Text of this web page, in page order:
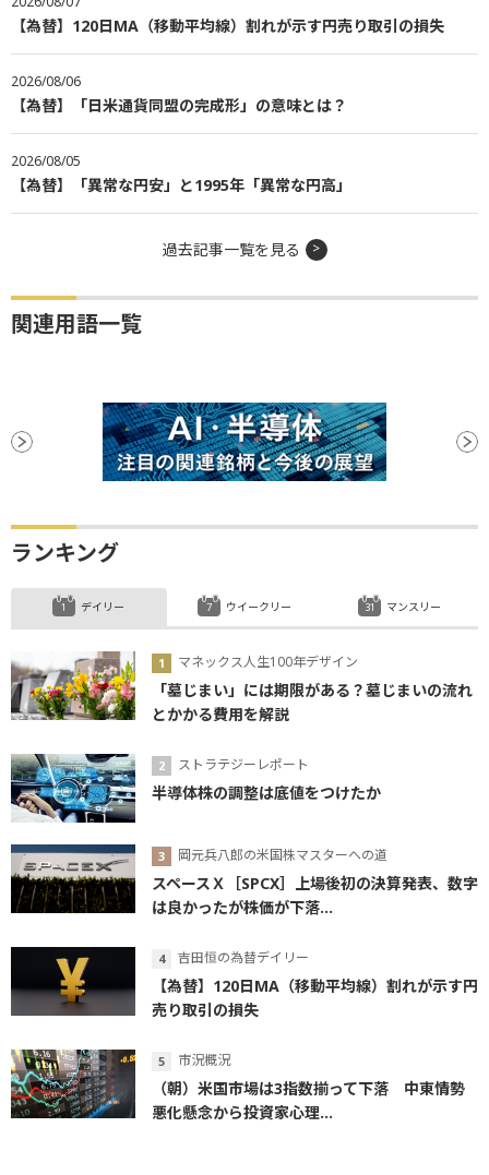
【為替】120日MA（移動平均線）割れが示す円売り取引の損失
2026/08/06
【為替】「日米通貨同盟の完成形」の意味とは？
2026/08/05
【為替】「異常な円安」と1995年「異常な円高」
過去記事一覧を見る
関連用語一覧
ランキング
デイリー
マネックス人生100年デザイン
「墓じまい」には期限がある？墓じまいの流れ
とかかる費用を解説
ストラテジーレポート
半導体株の調整は底値をつけたか
岡元兵八郎の米国株マスターへの道
スペースＸ［SPCX］上場後初の決算発表、数字
は良かったが株価が下落...
吉田恒の為替デイリー
【為替】120日MA（移動平均線）割れが示す円
売り取引の損失
市況概況
（朝）米国市場は3指数揃って下落 中東情勢
悪化懸念から投資家心理...
ウイークリー マンスリー